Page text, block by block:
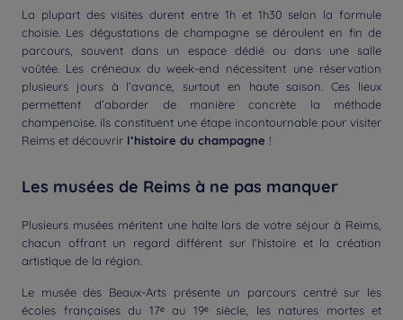
La plupart des visites durent entre 1h et 1h30 selon la formule
choisie. Les dégustations de champagne se déroulent en fin de
parcours, souvent dans un espace dédié ou dans une salle
voûtée. Les créneaux du week-end nécessitent une réservation
plusieurs jours à l’avance, surtout en haute saison. Ces lieux
permettent d’aborder de manière concrète la méthode
champenoise. ils constituent une étape incontournable pour visiter
Reims et découvrir l’histoire du champagne !
Les musées de Reims à ne pas manquer
Plusieurs musées méritent une halte lors de votre séjour à Reims,
chacun offrant un regard différent sur l’histoire et la création
artistique de la région.
Le musée des Beaux-Arts présente un parcours centré sur les
écoles françaises du 17ᵉ au 19ᵉ siècle, les natures mortes et